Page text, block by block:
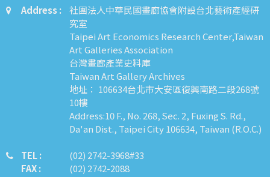
Address :
社團法人中華民國畫廊協會附設台北藝術產經研
究室
Taipei Art Economics Research Center,Taiwan
Art Galleries Association
台灣畫廊產業史料庫
Taiwan Art Gallery Archives
地址： 106634台北市大安區復興南路二段268號
10樓
Address:10 F., No. 268, Sec. 2, Fuxing S. Rd.,
Da'an Dist., Taipei City 106634, Taiwan (R.O.C.)
TEL :
FAX :
​​​​(02) 2742-3968#33
(02) 2742-2088